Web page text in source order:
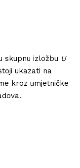
skupnu izložbu U
ukazati na
kroz umjetničke